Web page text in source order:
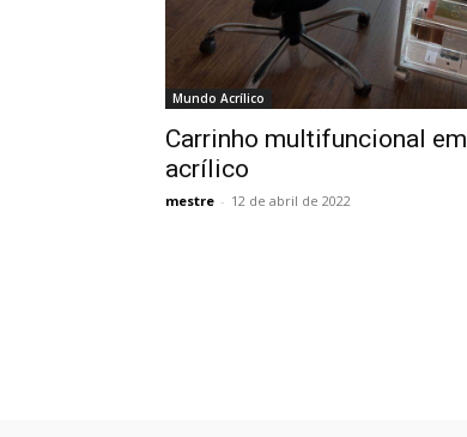
Mundo Acrílico
Carrinho multifuncional em
acrílico
mestre - 12 de abril de 2022